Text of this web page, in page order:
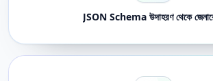
JSON Schema উদাহরণ থেকে